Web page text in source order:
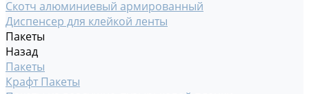
Скотч алюминиевый армированный
Диспенсер для клейкой ленты
Пакеты
Назад
Пакеты
Крафт Пакеты